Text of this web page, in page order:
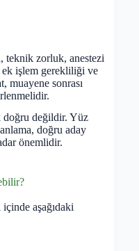
teknik zorluk, anestezi
ek işlem gerekliliği ve
muayene sonrası
doğru değildir. Yüz
doğru aday
önemlidir.
aşağıdaki